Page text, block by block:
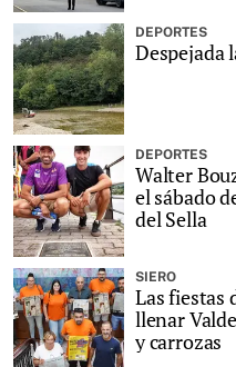
DEPORTES
Despejada
DEPORTES
Walter
el sábado
del Sella
SIERO
Las fiestas
llenar
y carrozas